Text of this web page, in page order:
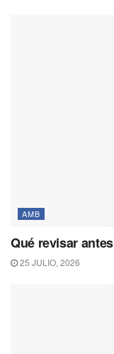
AMB
Qué revisar
25 JULIO, 2026